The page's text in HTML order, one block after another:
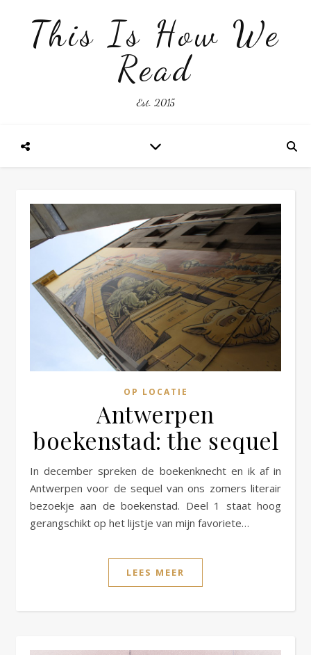
This Is How We
Read
Est. 2015
OP LOCATIE
Antwerpen
boekenstad: the sequel
In december spreken de boekenknecht en ik af in
Antwerpen voor de sequel van ons zomers literair
bezoekje aan de boekenstad. Deel 1 staat hoog
gerangschikt op het lijstje van mijn favoriete…
LEES MEER